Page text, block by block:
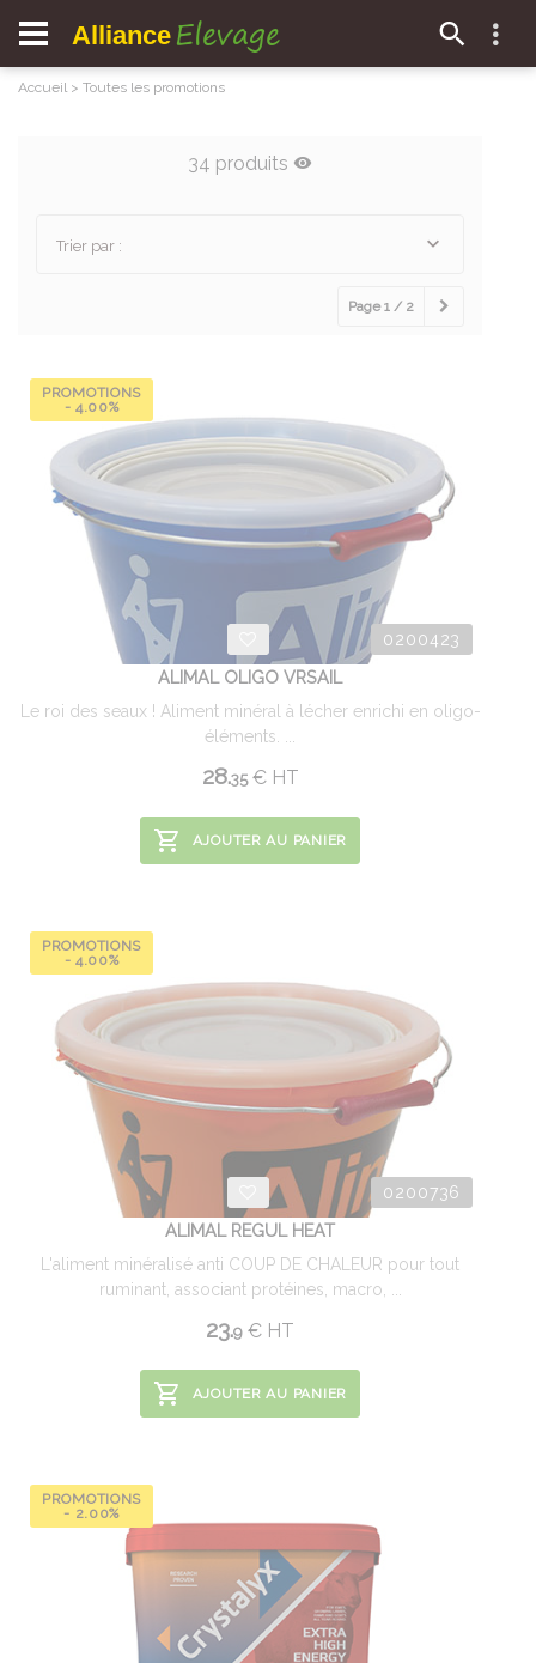
Alliance Elevage
Accueil > Toutes les promotions
34 produits
Trier par :
Page 1 / 2
PROMOTIONS
- 4.00%
0200423
ALIMAL OLIGO VRSAIL
Le roi des seaux ! Aliment minéral à lécher enrichi en oligo-
éléments. ...
28.35 €HT
AJOUTER AU PANIER
PROMOTIONS
- 4.00%
0200736
ALIMAL REGUL HEAT
L'aliment minéralisé anti COUP DE CHALEUR pour tout
ruminant, associant protéines, macro, ...
23.9 € HT
AJOUTER AU PANIER
PROMOTIONS
- 2.00%